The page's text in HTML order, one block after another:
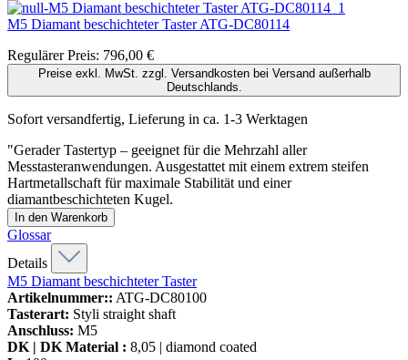
M5 Diamant beschichteter TasterATG-DC80114
Regulärer Preis: 796,00 €
Preise exkl. MwSt. zzgl. Versandkosten bei Versand außerhalb
Deutschlands.
Sofort versandfertig, Lieferung in ca. 1-3 Werktagen
"Gerader Tastertyp – geeignet für die Mehrzahl aller
Messtasteranwendungen. Ausgestattet mit einem extrem steifen
Hartmetallschaft für maximale Stabilität und einer
diamantbeschichteten Kugel.
In den Warenkorb
Glossar
Details
M5 Diamant beschichteter Taster
Artikelnummer:: ATG-DC80100
Tasterart: Styli straight shaft
Anschluss: M5
DK | DK Material : 8,05 | diamond coated